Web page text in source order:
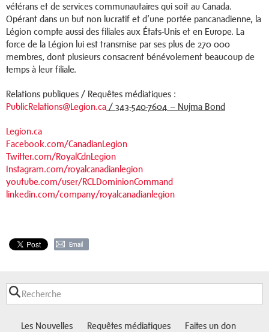
vétérans et de services communautaires qui soit au Canada.
Opérant dans un but non lucratif et d’une portée pancanadienne, la
Légion compte aussi des filiales aux États-Unis et en Europe. La
force de la Légion lui est transmise par ses plus de 270 000
membres, dont plusieurs consacrent bénévolement beaucoup de
temps à leur filiale.
Relations publiques / Requêtes médiatiques :
PublicRelations@Legion.ca / 343-540-7604 – Nujma Bond
Legion.ca
Facebook.com/CanadianLegion
Twitter.com/RoyalCdnLegion
Instagram.com/royalcanadianlegion
youtube.com/user/RCLDominionCommand
linkedin.com/company/royalcanadianlegion
Email
Les Nouvelles Requêtes médiatiques Faites un don